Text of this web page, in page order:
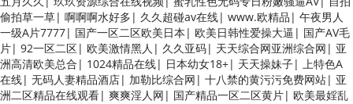
在线日韩欧美色网站综合网 综合激情小说一区 亚洲AV日韩在线观看 91
手机在线亚洲一二区 午夜影院免费观看黄色小电影 91欧美成人网站在线
欧美国产日本高清不卡 欧美特黄一级户外 99精品国产无码 黄色成年国产
精品 91国产99一区 国产免费黄色污污污 麻豆性爱视频中文字幕 avav大
香蕉网站在线观看 黄片一级欧美AAA特黄一级欧美久久 在线免费AV不卡
高清 国产黄色一区毛片 欧美日韩乱伦老熟妇 91久久精品一区二区三区蜜
偷拍草一草| 啊啊啊水好多 | 久久超碰av在线| www.欧精品 | 午夜男人
一级A片7777| 国产一区二区欧美日本 | 欧美日韩性爱操大逼 | 国产AV毛
片| 92一区二区| 欧美激情黑人 | 久久亚码| 天天综合网亚洲综合网 | 亚
洲高清欧美总合 | 1024精品在线| 日本幼女18+| 天天操妹子| 上特色A
在线| 无码人妻精品酒店| 加勒比综合网 | 十八禁的黄污污免费网站| 亚
洲二区精品在线观看| 爽爽淫人网 | 国产精品一区二区黄片| 欧美最婬乱